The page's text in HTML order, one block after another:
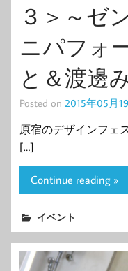
３＞～ゼ
ニパフォ
と＆渡邊
Posted on 2015年05月
原宿のデザインフェ
[…]
Continue reading »
イベント